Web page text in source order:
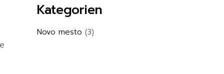
Kategorien
Novo mesto (3)